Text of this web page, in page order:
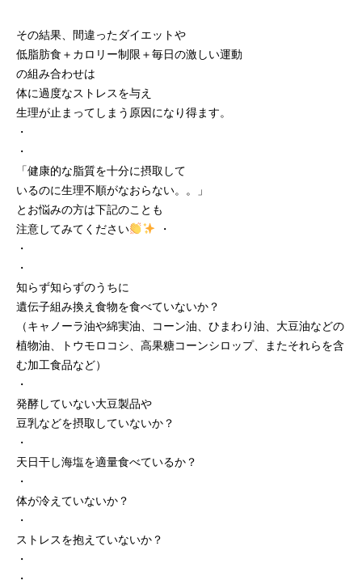
その結果、間違ったダイエットや
低脂肪食＋カロリー制限＋毎日の激しい運動
の組み合わせは
体に過度なストレスを与え
生理が止まってしまう原因になり得ます。
・
・
「健康的な脂質を十分に摂取して
いるのに生理不順がなおらない。。」
とお悩みの方は下記のことも
注意してみてください
・
・
・
知らず知らずのうちに
遺伝子組み換え食物を食べていないか？
（キャノーラ油や綿実油、コーン油、ひまわり油、大豆油などの
植物油、トウモロコシ、高果糖コーンシロップ、またそれらを含
む加工食品など）
・
発酵していない大豆製品や
豆乳などを摂取していないか？
・
天日干し海塩を適量食べているか？
・
体が冷えていないか？
・
ストレスを抱えていないか？
・